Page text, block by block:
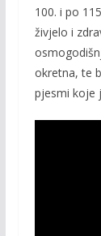
100. i po
živjelo i
okretna, te
pjesmi koje